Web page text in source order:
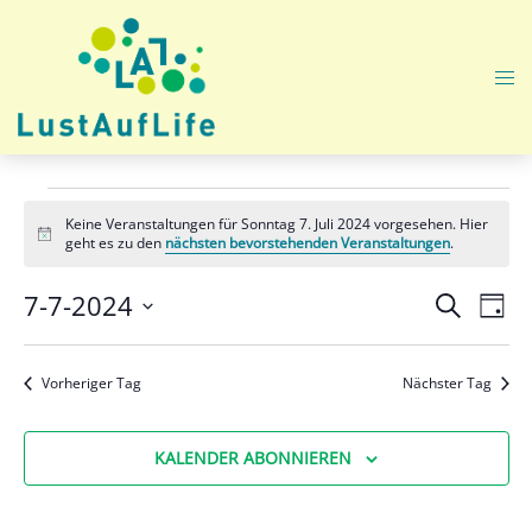
Veranstaltungen
für
Sonntag
7.
Juli
2024
Hinweis
Keine Veranstaltungen für Sonntag 7. Juli 2024 vorgesehen. Hier
geht es zu den nächsten bevorstehenden Veranstaltungen.
Suche
und
SUCHE
TAG
7-7-2024
Datum
wählen.
Vorheriger Tag Nächster Tag
KALENDER ABONNIEREN